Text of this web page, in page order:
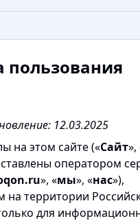
пользования
12.03.2025
на этом сайте («Сайт»,
оператором
», «мы», «нас»),
на территории
для